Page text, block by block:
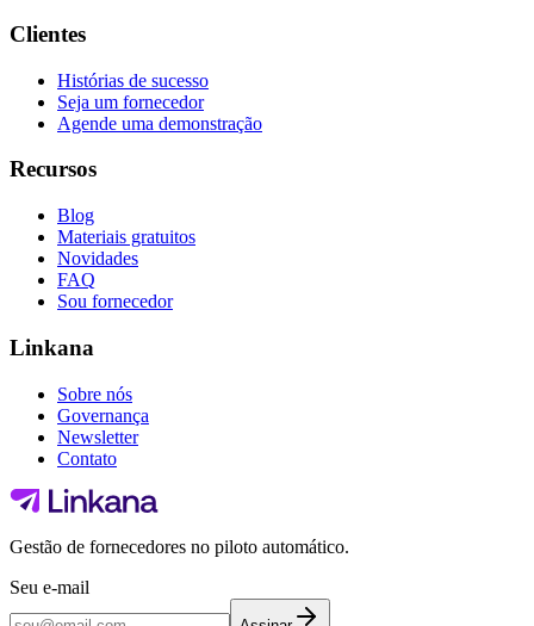
Clientes
Histórias de sucesso
Seja um fornecedor
Agende uma demonstração
Recursos
Blog
Materiais gratuitos
Novidades
FAQ
Sou fornecedor
Linkana
Sobre nós
Governança
Newsletter
Contato
Gestão de fornecedores no piloto automático.
Seu e-mail